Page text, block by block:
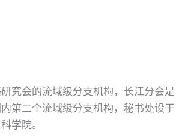
究会的流域级分支机构，长江分会是
第二个流域级分支机构，秘书处设于
学院。